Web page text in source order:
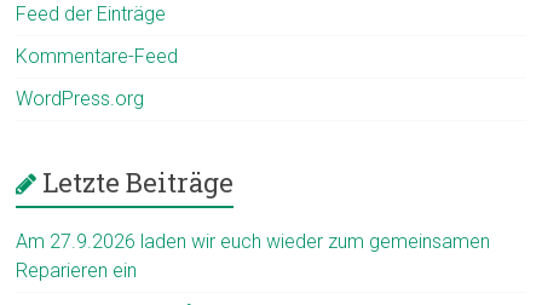
Feed der Einträge
Kommentare-Feed
WordPress.org
Letzte Beiträge
Am 27.9.2026 laden wir euch wieder zum gemeinsamen
Reparieren ein